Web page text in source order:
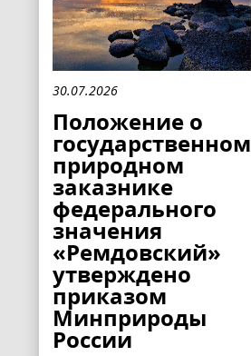
30.07.2026
Положение о
государственном
природном
заказнике
федерального
значения
«Ремдовский»
утверждено
приказом
Минприроды
России